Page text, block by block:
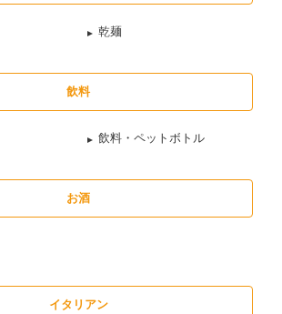
乾麺
飲料
飲料・ペットボトル
お酒
イタリアン